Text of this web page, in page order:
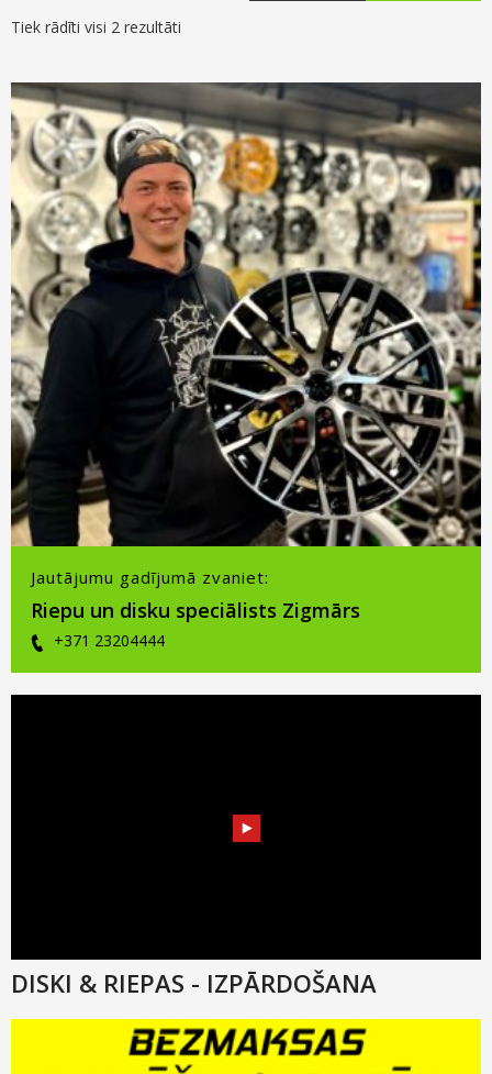
was:
€103.00.
price
is:
€80.00.
€131.00.
is:
€108.00.
Tiek rādīti visi 2 rezultāti
Jautājumu gadījumā zvaniet:
Riepu un disku speciālists Zigmārs
+371 23204444
DISKI & RIEPAS - IZPĀRDOŠANA